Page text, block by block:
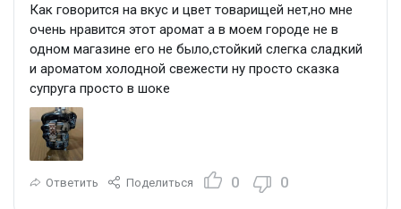
Как говорится на вкус и цвет товарищей нет,но мне
очень нравится этот аромат а в моем городе не в
одном магазине его не было,стойкий слегка сладкий
и ароматом холодной свежести ну просто сказка
супруга просто в шоке
Ответить Поделиться 0 0